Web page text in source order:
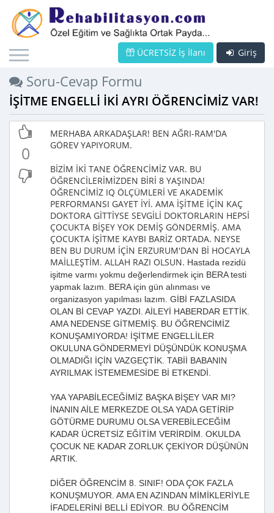
Giriş
ÜCRETSİZ İş İlanı
Soru-Cevap Formu
İŞİTME ENGELLİ İKİ AYRI ÖĞRENCİMİZ VAR!
0
MERHABA ARKADAŞLAR! BEN AĞRI-RAM'DA
GÖREV YAPIYORUM.
BİZİM İKİ TANE ÖĞRENCİMİZ VAR. BU
ÖĞRENCİLERİMİZDEN BİRİ 8 YAŞINDA!
ÖĞRENCİMİZ IQ ÖLÇÜMLERİ VE AKADEMİK
PERFORMANSI GAYET İYİ. AMA İŞİTME İÇİN KAÇ
DOKTORA GİTTİYSE SEVGİLİ DOKTORLARIN HEPSİ
ÇOCUKTA BİŞEY YOK DEMİŞ GÖNDERMİŞ. AMA
ÇOCUKTA İŞİTME KAYBI BARİZ ORTADA. NEYSE
BEN BU DURUM İÇİN ERZURUM'DAN Bİ HOCAYLA
MAİLLEŞTİM. ALLAH RAZI OLSUN. Hastada rezidü
işitme varmı yokmu değerlendirmek için BERA testi
yapmak lazım. BERA için gün alınması ve
organizasyon yapılması lazım. GİBİ FAZLASIDA
OLAN Bİ CEVAP YAZDI. AİLEYİ HABERDAR ETTİK.
AMA NEDENSE GİTMEMİŞ. BU ÖĞRENCİMİZ
KONUŞAMIYORDA! İŞİTME ENGELLİLER
OKULUNA GÖNDERMEYİ DÜŞÜNDÜK KONUŞMA
OLMADIĞI İÇİN VAZGEÇTİK. TABİİ BABANIN
AYRILMAK İSTEMEMESİDE Bİ ETKENDİ.
YAA YAPABİLECEĞİMİZ BAŞKA BİŞEY VAR MI?
İNANIN AİLE MERKEZDE OLSA YADA GETİRİP
GÖTÜRME DURUMU OLSA VEREBİLECEĞİM
KADAR ÜCRETSİZ EĞİTİM VERİRDİM. OKULDA
ÇOCUK NE KADAR ZORLUK ÇEKİYOR DÜŞÜNÜN
ARTIK.
DİĞER ÖĞRENCİM 8. SINIF! ODA ÇOK FAZLA
KONUŞMUYOR. AMA EN AZINDAN MİMİKLERİYLE
İFADELERİNİ BELLİ EDİYOR. BU ÖĞRENCİM